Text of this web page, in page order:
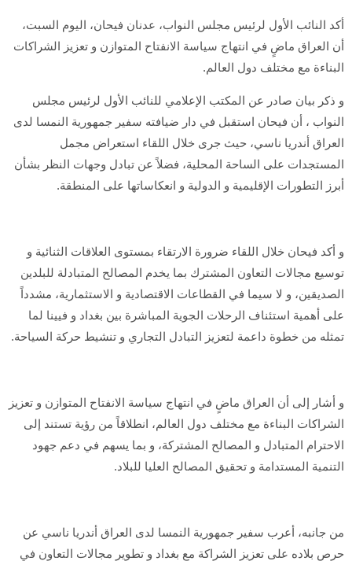
أكد النائب الأول لرئيس مجلس النواب، عدنان فيحان، اليوم السبت،
أن العراق ماضٍ في انتهاج سياسة الانفتاح المتوازن و تعزيز الشراكات
البناءة مع مختلف دول العالم.
و ذكر بيان صادر عن المكتب الإعلامي للنائب الأول لرئيس مجلس
النواب ، أن فيحان استقبل في دار ضيافته سفير جمهورية النمسا لدى
العراق أندريا ناسي، حيث جرى خلال اللقاء استعراض مجمل
المستجدات على الساحة المحلية، فضلاً عن تبادل وجهات النظر بشأن
أبرز التطورات الإقليمية و الدولية و انعكاساتها على المنطقة.
و أكد فيحان خلال اللقاء ضرورة الارتقاء بمستوى العلاقات الثنائية و
توسيع مجالات التعاون المشترك بما يخدم المصالح المتبادلة للبلدين
الصديقين، و لا سيما في القطاعات الاقتصادية و الاستثمارية، مشدداً
على أهمية استئناف الرحلات الجوية المباشرة بين بغداد و فيينا لما
تمثله من خطوة داعمة لتعزيز التبادل التجاري و تنشيط حركة السياحة.
و أشار إلى أن العراق ماضٍ في انتهاج سياسة الانفتاح المتوازن و تعزيز
الشراكات البناءة مع مختلف دول العالم، انطلاقاً من رؤية تستند إلى
الاحترام المتبادل و المصالح المشتركة، و بما يسهم في دعم جهود
التنمية المستدامة و تحقيق المصالح العليا للبلاد.
من جانبه، أعرب سفير جمهورية النمسا لدى العراق أندريا ناسي عن
حرص بلاده على تعزيز الشراكة مع بغداد و تطوير مجالات التعاون في